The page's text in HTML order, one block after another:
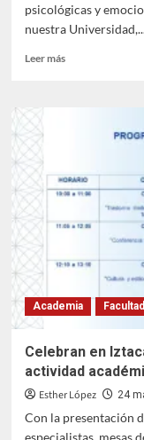
psicológicas y
nuestra
Leer másLeer
de
apoyo
psicológico
del
Academia Facultad
Celebran en
actividad
Esther López 24
Con la presentación
especialistas, mesas